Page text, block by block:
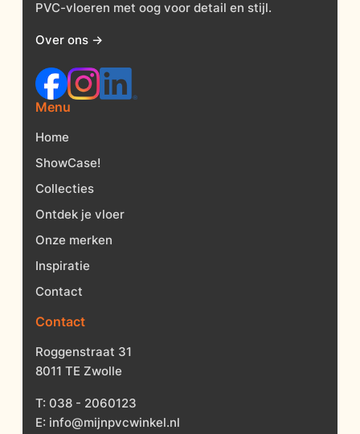
PVC-vloeren met oog voor detail en stijl.
Over ons →
Menu
Home
ShowCase!
Collecties
Ontdek je vloer
Onze merken
Inspiratie
Contact
Contact
Roggenstraat 31
8011 TE Zwolle
T: 038 - 2060123
E: info@mijnpvcwinkel.nl